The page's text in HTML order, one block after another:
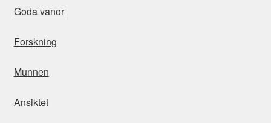
Goda vanor
Forskning
Munnen
Ansiktet